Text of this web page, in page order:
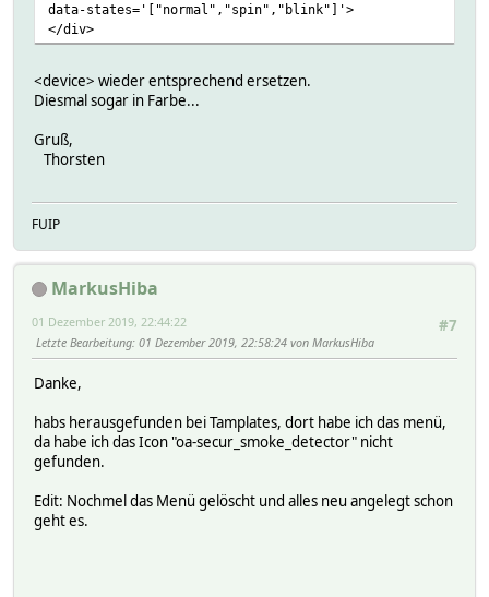
data-states='["normal","spin","blink"]'>
</div>
<device> wieder entsprechend ersetzen.
Diesmal sogar in Farbe...
Gruß,
Thorsten
FUIP
MarkusHiba
#7
01 Dezember 2019, 22:44:22
Letzte Bearbeitung: 01 Dezember 2019, 22:58:24 von MarkusHiba
Danke,
habs herausgefunden bei Tamplates, dort habe ich das menü,
da habe ich das Icon "oa-secur_smoke_detector" nicht
gefunden.
Edit: Nochmel das Menü gelöscht und alles neu angelegt schon
geht es.